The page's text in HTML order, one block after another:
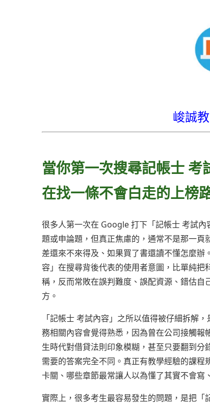
峻誠
當你第一次搜尋記帳士
在找一條不會白走的上榜
很多人第一次在 Google 打下「記帳士 考試
題或申論題，但真正焦慮的，通常不是那一
差還來不來得及、如果買了書還讀不懂怎麼
容」在搜尋背後代表的使用者意圖，比單純
稱，反而常敗在誤判難度、誤配資源、錯估
方。
「記帳士 考試內容」之所以值得被仔細拆解
務相關內容會覺得熟悉，因為曾在公司接觸
生時代對借貸法則印象模糊，甚至只要翻到
需要的答案完全不同。真正有教學經驗的課
卡關、哪些章節最常讓人以為懂了其實不會寫
實際上，很多考生最容易發生的問題，是把